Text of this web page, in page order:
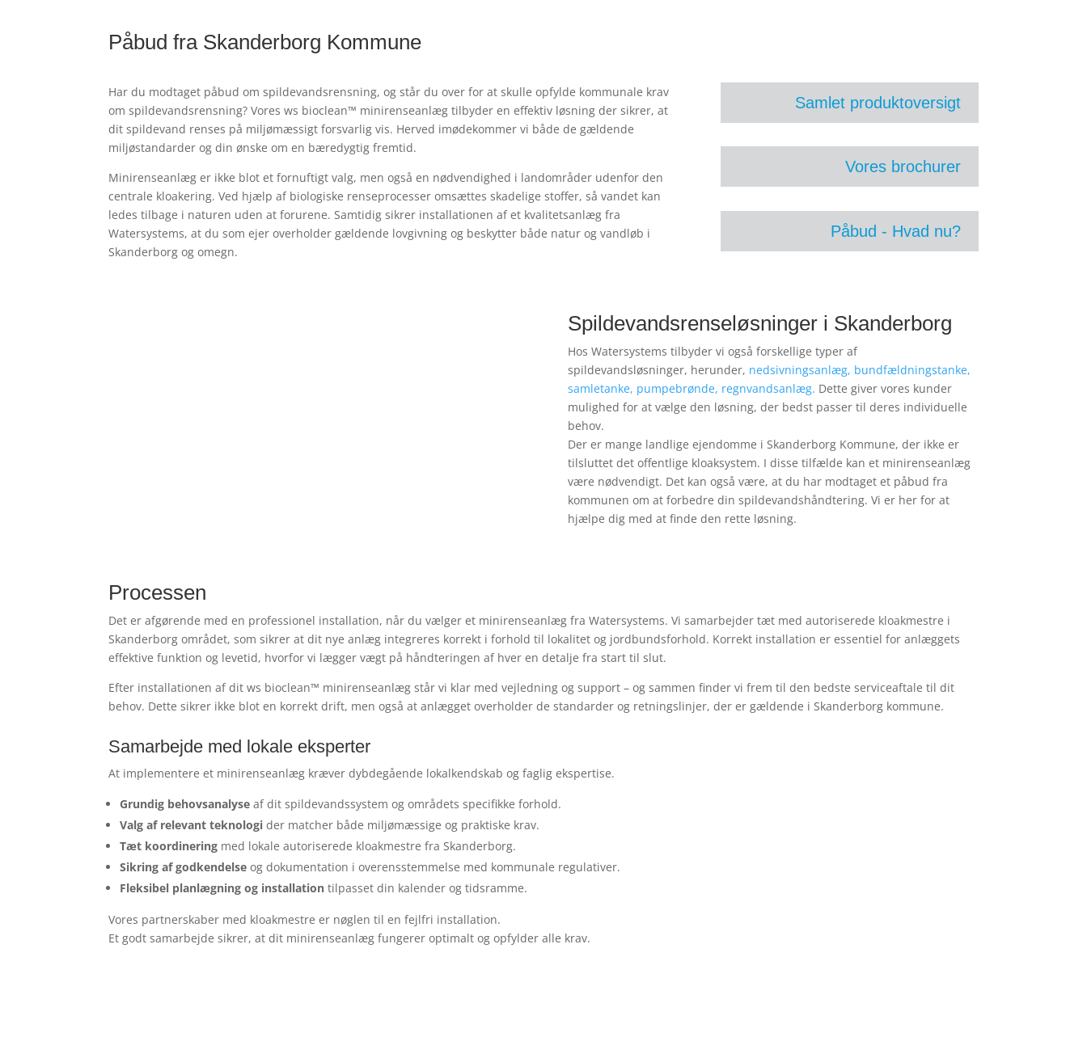
Påbud fra Skanderborg Kommune
Har du modtaget påbud om spildevandsrensning, og står du over for at skulle opfylde kommunale krav
om spildevandsrensning? Vores ws bioclean™ minirenseanlæg tilbyder en effektiv løsning der sikrer, at
dit spildevand renses på miljømæssigt forsvarlig vis. Herved imødekommer vi både de gældende
miljøstandarder og din ønske om en bæredygtig fremtid.
Minirenseanlæg er ikke blot et fornuftigt valg, men også en nødvendighed i landområder udenfor den
centrale kloakering. Ved hjælp af biologiske renseprocesser omsættes skadelige stoffer, så vandet kan
ledes tilbage i naturen uden at forurene. Samtidig sikrer installationen af et kvalitetsanlæg fra
Watersystems, at du som ejer overholder gældende lovgivning og beskytter både natur og vandløb i
Skanderborg og omegn.
Samlet produktoversigt
Vores brochurer
Påbud - Hvad nu?
Spildevandsrenseløsninger i Skanderborg
Hos Watersystems tilbyder vi også forskellige typer af
spildevandsløsninger, herunder, nedsivningsanlæg, bundfældningstanke,
samletanke, pumpebrønde, regnvandsanlæg. Dette giver vores kunder
mulighed for at vælge den løsning, der bedst passer til deres individuelle
behov.
Der er mange landlige ejendomme i Skanderborg Kommune, der ikke er
tilsluttet det offentlige kloaksystem. I disse tilfælde kan et minirenseanlæg
være nødvendigt. Det kan også være, at du har modtaget et påbud fra
kommunen om at forbedre din spildevandshåndtering. Vi er her for at
hjælpe dig med at finde den rette løsning.
Processen
Det er afgørende med en professionel installation, når du vælger et minirenseanlæg fra Watersystems. Vi samarbejder tæt med autoriserede kloakmestre i
Skanderborg området, som sikrer at dit nye anlæg integreres korrekt i forhold til lokalitet og jordbundsforhold. Korrekt installation er essentiel for anlæggets
effektive funktion og levetid, hvorfor vi lægger vægt på håndteringen af hver en detalje fra start til slut.
Efter installationen af dit ws bioclean™ minirenseanlæg står vi klar med vejledning og support – og sammen finder vi frem til den bedste serviceaftale til dit
behov. Dette sikrer ikke blot en korrekt drift, men også at anlægget overholder de standarder og retningslinjer, der er gældende i Skanderborg kommune.
Samarbejde med lokale eksperter
At implementere et minirenseanlæg kræver dybdegående lokalkendskab og faglig ekspertise.
Grundig behovsanalyse af dit spildevandssystem og områdets specifikke forhold.
Valg af relevant teknologi der matcher både miljømæssige og praktiske krav.
Tæt koordinering med lokale autoriserede kloakmestre fra Skanderborg.
Sikring af godkendelse og dokumentation i overensstemmelse med kommunale regulativer.
Fleksibel planlægning og installation tilpasset din kalender og tidsramme.
Vores partnerskaber med kloakmestre er nøglen til en fejlfri installation.
Et godt samarbejde sikrer, at dit minirenseanlæg fungerer optimalt og opfylder alle krav.